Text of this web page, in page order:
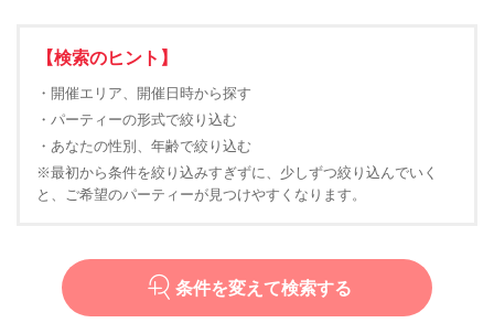
【検索のヒント】
・開催エリア、開催日時から探す
・パーティーの形式で絞り込む
・あなたの性別、年齢で絞り込む
※最初から条件を絞り込みすぎずに、少しずつ絞り込んでいく
と、ご希望のパーティーが見つけやすくなります。
条件を変えて検索する